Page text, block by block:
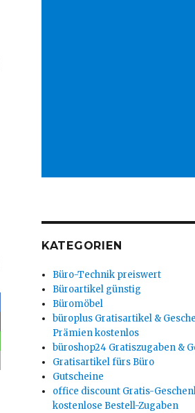
KATEGORIEN
Büro-Technik preiswert
Büroartikel günstig
Büromöbel
büroplus Gratisartikel &
Prämien kostenlos
büroshop24 Gratiszugaben &
Gratisartikel fürs Büro
Gutscheine
office discount Gratis-
kostenlose Bestell-Zugaben